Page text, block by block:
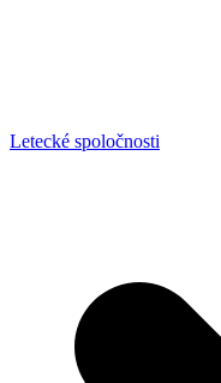
Letecké spoločnosti